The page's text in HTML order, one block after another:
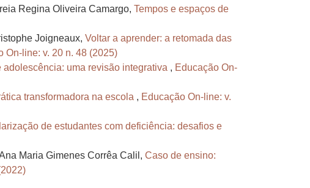
Regina Oliveira Camargo, Tempos e espaços de
Joigneaux, Voltar a aprender: a retomada das
On-line: v. 20 n. 48 (2025)
uma revisão integrativa , Educação On-
transformadora na escola , Educação On-line: v.
de estudantes com deficiência: desafios e
Maria Gimenes Corrêa Calil, Caso de ensino: